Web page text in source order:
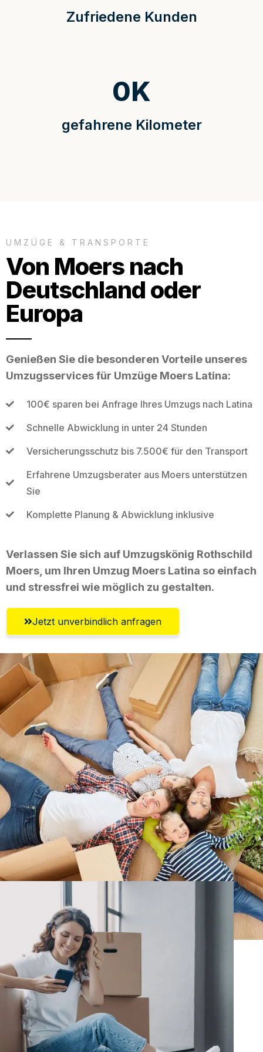
Zufriedene Kunden
gefahrene Kilometer
0K
UMZÜGE & TRANSPORTE
Von Moers nach
Deutschland oder
Europa
Genießen Sie die besonderen Vorteile unseres
Umzugsservices für Umzüge Moers Latina:
100€ sparen bei Anfrage Ihres Umzugs nach Latina
Schnelle Abwicklung in unter 24 Stunden
Versicherungsschutz bis 7.500€ für den Transport
Erfahrene Umzugsberater aus Moers unterstützen
Sie
Komplette Planung & Abwicklung inklusive
Verlassen Sie sich auf Umzugskönig Rothschild
Moers, um Ihren Umzug Moers Latina so einfach
und stressfrei wie möglich zu gestalten.
Jetzt unverbindlich anfragen